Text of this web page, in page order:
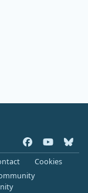
a
c
e
o
u
b
l
u
Cookies